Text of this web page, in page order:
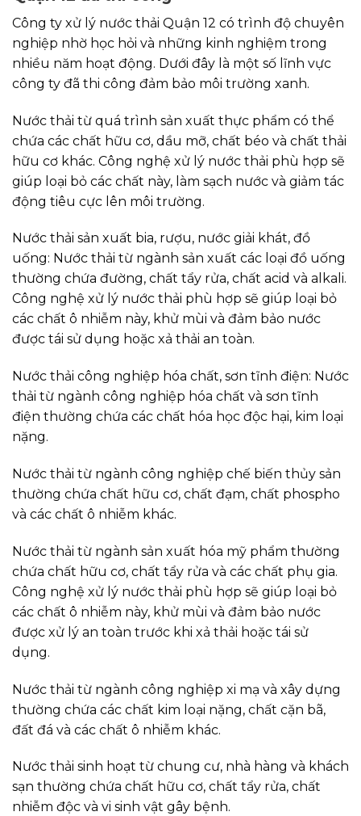
Công ty xử lý nước thải Quận 12 có trình độ chuyên
nghiệp nhờ học hỏi và những kinh nghiệm trong
nhiều năm hoạt động. Dưới đây là một số lĩnh vực
công ty đã thi công đảm bảo môi trường xanh.
Nước thải từ quá trình sản xuất thực phẩm có thể
chứa các chất hữu cơ, dầu mỡ, chất béo và chất thải
hữu cơ khác. Công nghệ xử lý nước thải phù hợp sẽ
giúp loại bỏ các chất này, làm sạch nước và giảm tác
động tiêu cực lên môi trường.
Nước thải sản xuất bia, rượu, nước giải khát, đồ
uống: Nước thải từ ngành sản xuất các loại đồ uống
thường chứa đường, chất tẩy rửa, chất acid và alkali.
Công nghệ xử lý nước thải phù hợp sẽ giúp loại bỏ
các chất ô nhiễm này, khử mùi và đảm bảo nước
được tái sử dụng hoặc xả thải an toàn.
Nước thải công nghiệp hóa chất, sơn tĩnh điện: Nước
thải từ ngành công nghiệp hóa chất và sơn tĩnh
điện thường chứa các chất hóa học độc hại, kim loại
nặng.
Nước thải từ ngành công nghiệp chế biến thủy sản
thường chứa chất hữu cơ, chất đạm, chất phospho
và các chất ô nhiễm khác.
Nước thải từ ngành sản xuất hóa mỹ phẩm thường
chứa chất hữu cơ, chất tẩy rửa và các chất phụ gia.
Công nghệ xử lý nước thải phù hợp sẽ giúp loại bỏ
các chất ô nhiễm này, khử mùi và đảm bảo nước
được xử lý an toàn trước khi xả thải hoặc tái sử
dụng.
Nước thải từ ngành công nghiệp xi mạ và xây dựng
thường chứa các chất kim loại nặng, chất cặn bã,
đất đá và các chất ô nhiễm khác.
Nước thải sinh hoạt từ chung cư, nhà hàng và khách
sạn thường chứa chất hữu cơ, chất tẩy rửa, chất
nhiễm độc và vi sinh vật gây bệnh.